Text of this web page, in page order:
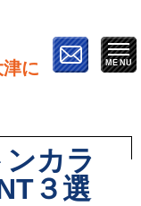
に
ツートンカラー
カラ
３選